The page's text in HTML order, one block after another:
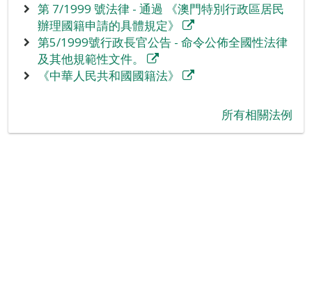
第 7/1999 號法律 - 通過 《澳門特別行政區居民
辦理國籍申請的具體規定》
第5/1999號行政長官公告 - 命令公佈全國性法律
及其他規範性文件。
《中華人民共和國國籍法》
‪所有相關法例